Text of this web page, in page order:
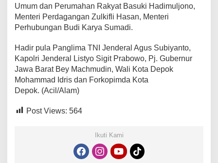
Umum dan Perumahan Rakyat Basuki Hadimuljono,
Menteri Perdagangan Zulkifli Hasan, Menteri
Perhubungan Budi Karya Sumadi.
Hadir pula Panglima TNI Jenderal Agus Subiyanto,
Kapolri Jenderal Listyo Sigit Prabowo, Pj. Gubernur
Jawa Barat Bey Machmudin, Wali Kota Depok
Mohammad Idris dan Forkopimda Kota
Depok. (Acil/Alam)
Post Views: 564
Ikuti Kami